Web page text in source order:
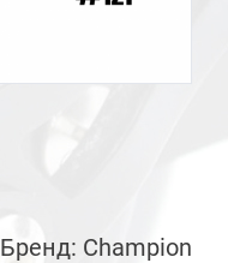
Бренд: Champion